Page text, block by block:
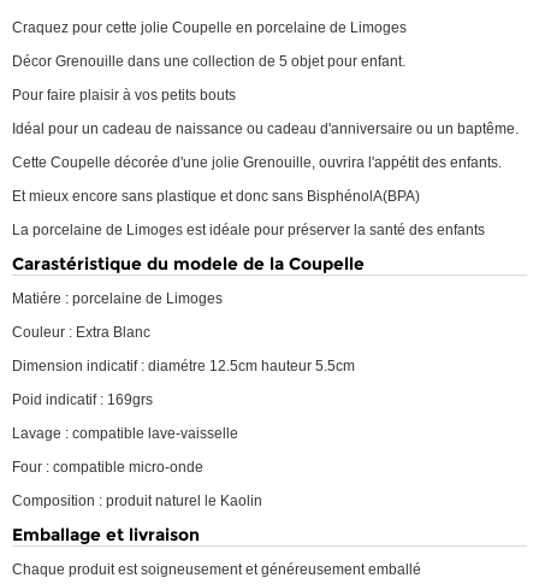
Craquez pour cette jolie Coupelle en porcelaine de Limoges
Décor Grenouille dans une collection de 5 objet pour enfant.
Pour faire plaisir à vos petits bouts
Idéal pour un cadeau de naissance ou cadeau d'anniversaire ou un baptême.
Cette Coupelle décorée d'une jolie Grenouille, ouvrira l'appétit des enfants.
Et mieux encore sans plastique et donc sans BisphénolA(BPA)
La porcelaine de Limoges est idéale pour préserver la santé des enfants
Carastéristique du modele de la Coupelle
Matiére : porcelaine de Limoges
Couleur : Extra Blanc
Dimension indicatif : diamétre 12.5cm hauteur 5.5cm
Poid indicatif : 169grs
Lavage : compatible lave-vaisselle
Four : compatible micro-onde
Composition : produit naturel le Kaolin
Emballage et livraison
Chaque produit est soigneusement et généreusement emballé